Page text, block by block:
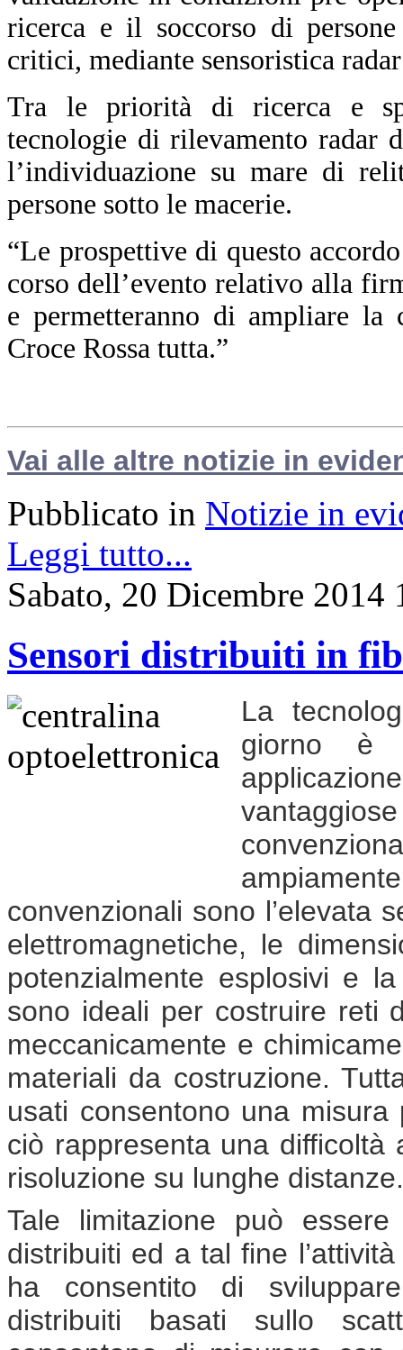
ricerca e il soccorso di
critici, mediante sensoristica
Tra le priorità di ricerca e
tecnologie di rilevamento radar
l’individuazione su mare di
persone sotto le macerie.
“Le prospettive di questo
corso dell’evento relativo alla
e permetteranno di ampliare la
Croce Rossa tutta.”
Vai alle altre notizie in
Pubblicato in Notizie in
Leggi tutto...
Sabato, 20 Dicembre 2014
Sensori distribuiti in
La
giorno è
convenzionali sono l’elevata
elettromagnetiche, le
potenzialmente esplosivi e
sono ideali per costruire reti
meccanicamente e
materiali da costruzione.
usati consentono una misura
ciò rappresenta una difficoltà
risoluzione su lunghe distanze.
Tale limitazione può
distribuiti ed a tal fine
ha consentito di
distribuiti basati sullo